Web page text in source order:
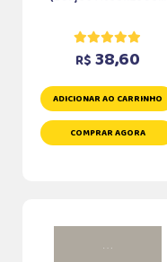
R$ 38,60
ADICIONAR AO CARRINHO
COMPRAR AGORA